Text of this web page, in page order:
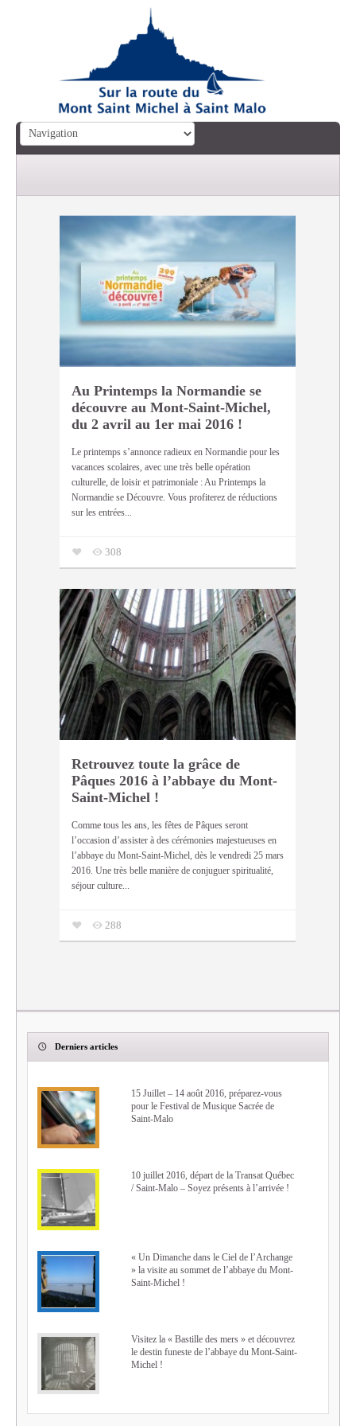
Au Printemps la Normandie se
découvre au Mont-Saint-Michel,
du 2 avril au 1er mai 2016 !
Le printemps s’annonce radieux en Normandie pour les
vacances scolaires, avec une très belle opération
culturelle, de loisir et patrimoniale : Au Printemps la
Normandie se Découvre. Vous profiterez de réductions
sur les entrées...
308
Retrouvez toute la grâce de
Pâques 2016 à l’abbaye du Mont-
Saint-Michel !
Comme tous les ans, les fêtes de Pâques seront
l’occasion d’assister à des cérémonies majestueuses en
l’abbaye du Mont-Saint-Michel, dès le vendredi 25 mars
2016. Une très belle manière de conjuguer spiritualité,
séjour culture...
288
Derniers articles
15 Juillet – 14 août 2016, préparez-vous
pour le Festival de Musique Sacrée de
Saint-Malo
10 juillet 2016, départ de la Transat Québec
/ Saint-Malo – Soyez présents à l’arrivée !
« Un Dimanche dans le Ciel de l’Archange
» la visite au sommet de l’abbaye du Mont-
Saint-Michel !
Visitez la « Bastille des mers » et découvrez
le destin funeste de l’abbaye du Mont-Saint-
Michel !